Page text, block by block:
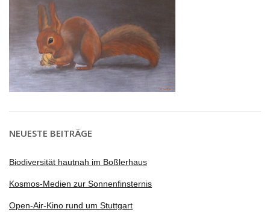
NEUESTE BEITRÄGE
Biodiversität hautnah im Boßlerhaus
Kosmos-Medien zur Sonnenfinsternis
Open-Air-Kino rund um Stuttgart